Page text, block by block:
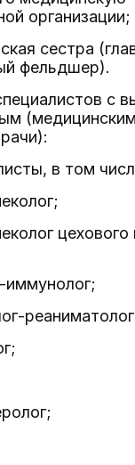
организации;
сестра
фельдшер).
с
в том
цехового
иммунолог;